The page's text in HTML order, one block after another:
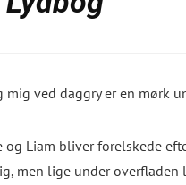
mig ved daggryer en mørk
og Liam bliver forelskede
men lige under